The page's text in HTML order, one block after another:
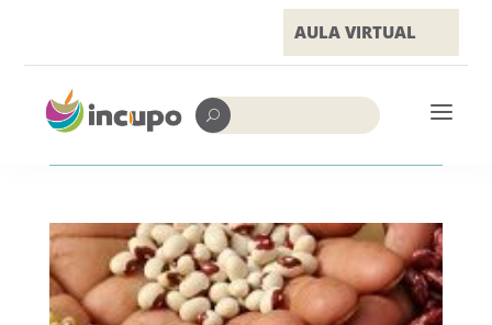
AULA VIRTUAL
U a